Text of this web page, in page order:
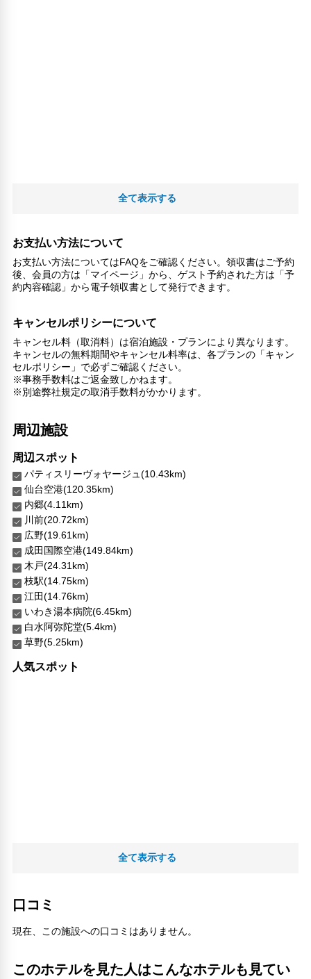
全て表示する
お支払い方法について
お支払い方法についてはFAQをご確認ください。領収書はご予約
後、会員の方は「マイページ」から、ゲスト予約された方は「予
約内容確認」から電子領収書として発行できます。
キャンセルポリシーについて
キャンセル料（取消料）は宿泊施設・プランにより異なります。
キャンセルの無料期間やキャンセル料率は、各プランの「キャン
セルポリシー」で必ずご確認ください。
※事務手数料はご返金致しかねます。
※別途弊社規定の取消手数料がかかります。
周辺施設
周辺スポット
パティスリーヴォヤージュ(10.43km)
仙台空港(120.35km)
内郷(4.11km)
川前(20.72km)
広野(19.61km)
成田国際空港(149.84km)
木戸(24.31km)
枝駅(14.75km)
江田(14.76km)
いわき湯本病院(6.45km)
白水阿弥陀堂(5.4km)
草野(5.25km)
人気スポット
全て表示する
口コミ
現在、この施設への口コミはありません。
このホテルを見た人はこんなホテルも見てい